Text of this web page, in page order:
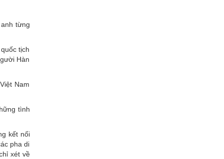
từng
tịch
Hàn
Nam
tình
kết nối
pha di
xét về